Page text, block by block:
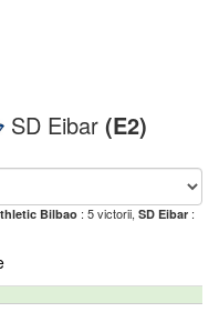
SD Eibar (E2)
Bilbao : 5 victorii, SD Eibar :